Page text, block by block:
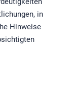
in
Hinweise